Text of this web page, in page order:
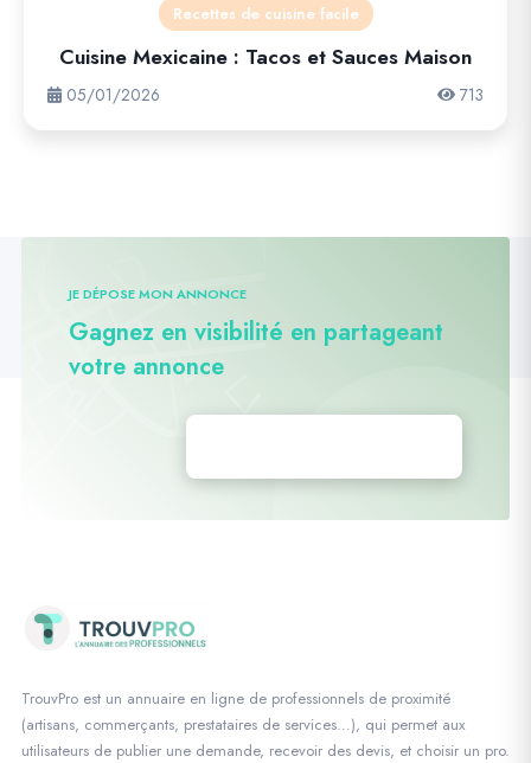
Recettes de cuisine facile
Cuisine Mexicaine : Tacos et Sauces Maison
05/01/2026 713
JE DÉPOSE MON ANNONCE
Gagnez en visibilité en partageant
votre annonce
TrouvPro est un annuaire en ligne de professionnels de proximité
(artisans, commerçants, prestataires de services…), qui permet aux
utilisateurs de publier une demande, recevoir des devis, et choisir un pro.